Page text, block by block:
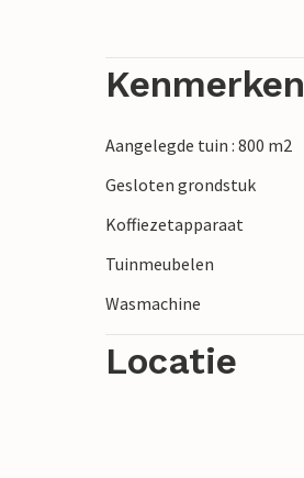
kopen.
Kenmerken
Aangelegde tuin : 800 m2
Gesloten grondstuk
Koffiezetapparaat
Tuinmeubelen
Wasmachine
Locatie